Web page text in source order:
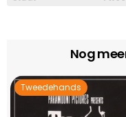
Nog
Tweedehands